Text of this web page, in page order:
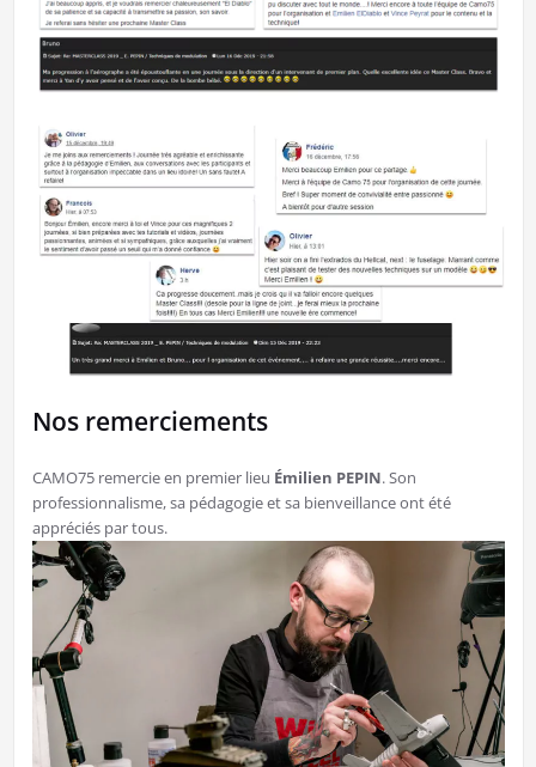
Nos remerciements
CAMO75 remercie en premier lieu Émilien PEPIN. Son
professionnalisme, sa pédagogie et sa bienveillance ont été
appréciés par tous.